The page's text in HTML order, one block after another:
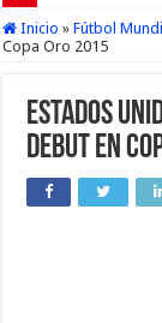
Inicio » Fútbol
Copa Oro 2015
Estados
debut en